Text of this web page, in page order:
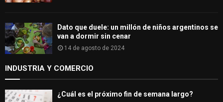
Dato que duele: un millón de niños argentinos se
van a dormir sin cenar
14 de agosto de 2024
INDUSTRIA Y COMERCIO
¿Cuál es el próximo fin de semana largo?